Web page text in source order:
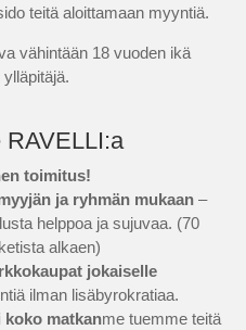
teitä aloittamaan myyntiä.
vähintään 18 vuoden ikä
RAVELLI:a
toimitus!
ja ryhmän mukaan –
helppoa ja sujuvaa. (70
alkaen)
jokaiselle
ilman lisäbyrokratiaa.
koko matkanme tuemme teitä